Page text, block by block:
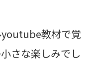
教材で覚
さな楽しみでし